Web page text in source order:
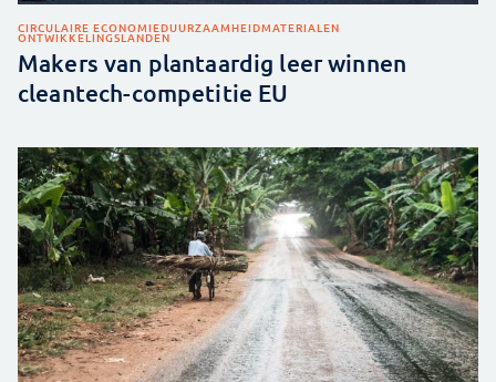
CIRCULAIRE ECONOMIEDUURZAAMHEIDMATERIALEN
ONTWIKKELINGSLANDEN
Makers van plantaardig leer winnen
cleantech-competitie EU